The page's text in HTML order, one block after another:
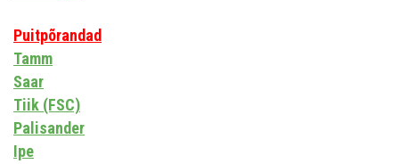
Puitpõrandad
Tamm
Saar
Tiik (FSC)
Palisander
Ipe